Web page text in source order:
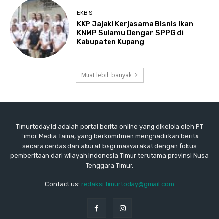
EKBIS
KKP Jajaki Kerjasama Bisnis Ikan
KNMP Sulamu Dengan SPPG di
Kabupaten Kupang
Muat lebih banyak
Timurtoday.id adalah portal berita online yang dikelola oleh PT
Timor Media Tama, yang berkomitmen menghadirkan berita
secara cerdas dan akurat bagi masyarakat dengan fokus
pemberitaan dari wilayah Indonesia Timur terutama provinsi Nusa
Tenggara Timur.
Contact us: redaksi.timurtoday@gmail.com